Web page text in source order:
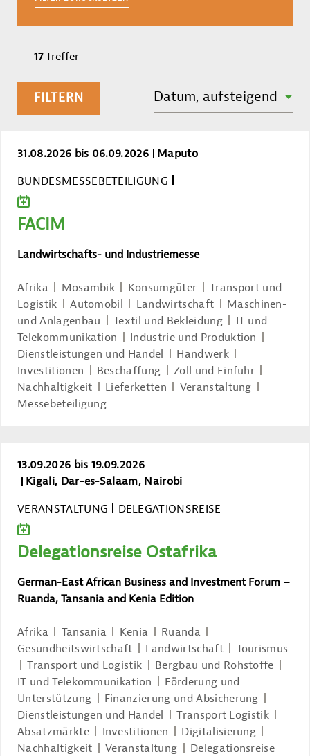
17Treffer
FILTERN Datum, aufsteigend
FACIM
31.08.2026 bis 06.09.2026
Maputo
BUNDESMESSEBETEILIGUNG
ZUM KALENDER HINZUFÜGEN
FACIM
Landwirtschafts- und Industriemesse
Afrika Mosambik Konsumgüter
Transport und
Logistik
Automobil Landwirtschaft
Maschinen-
und Anlagenbau
Textil und Bekleidung
IT und
Telekommunikation
Industrie und Produktion
Dienstleistungen und Handel
Handwerk
Investitionen
Beschaffung
Zoll und Einfuhr
Nachhaltigkeit
Lieferketten
Veranstaltung
Messebeteiligung
Delegationsreise Ostafrika
13.09.2026 bis 19.09.2026
Kigali, Dar-es-Salaam, Nairobi
VERANSTALTUNG
DELEGATIONSREISE
ZUM KALENDER HINZUFÜGEN
Delegationsreise Ostafrika
German-East African Business and Investment Forum –
Ruanda, Tansania and Kenia Edition
Afrika Tansania Kenia
Ruanda
Gesundheitswirtschaft
Landwirtschaft
Tourismus
Transport und Logistik
Bergbau und Rohstoffe
IT und Telekommunikation
Förderung und
Unterstützung
Finanzierung und Absicherung
Dienstleistungen und Handel
Transport Logistik
Absatzmärkte
Investitionen
Digitalisierung
Nachhaltigkeit
Veranstaltung Delegationsreise